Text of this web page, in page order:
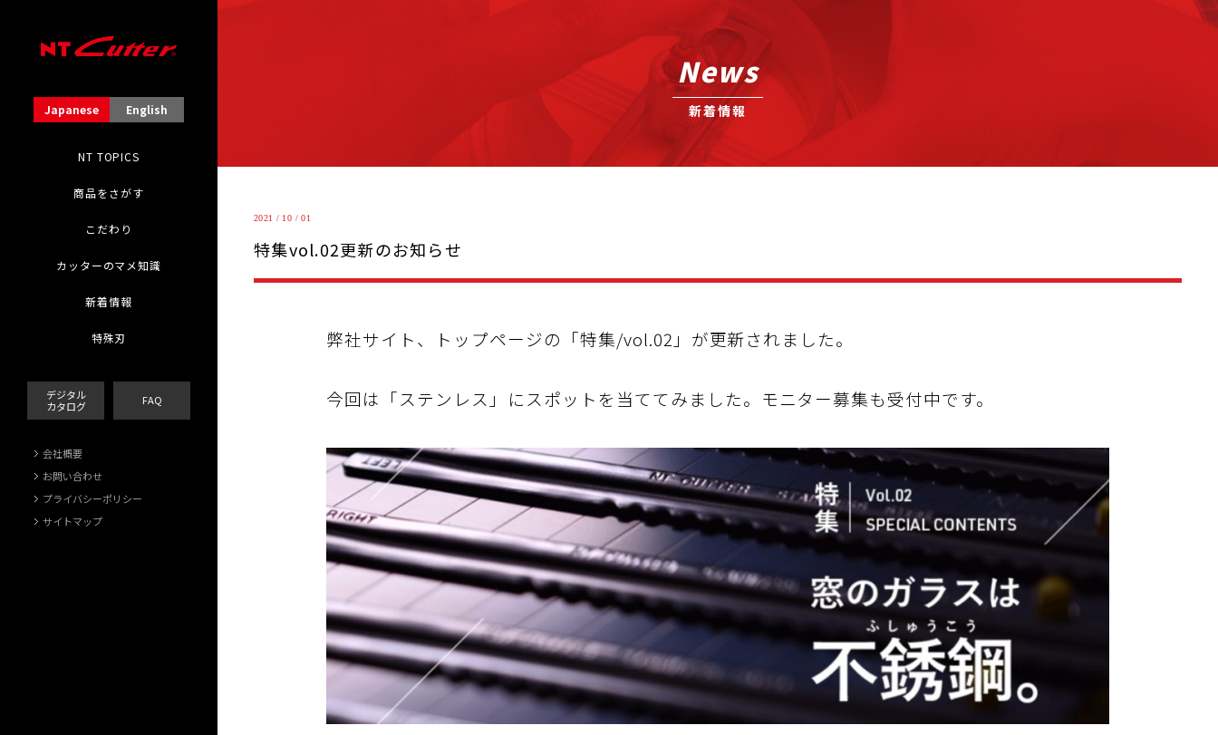
Japanese English
NT TOPICS
商品をさがす
こだわり
カッターのマメ知識
新着情報
特殊刃
デジタル
カタログ
FAQ
会社概要
お問い合わせ
プライバシーポリシー
サイトマップ
News
新着情報
2021 / 10 / 01
特集vol.02更新のお知らせ
弊社サイト、トップページの「特集/vol.02」が更新されました。
今回は「ステンレス」にスポットを当ててみました。 モニター募集も受付中です。